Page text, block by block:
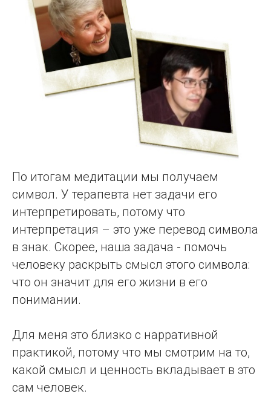
По итогам медитации мы получаем
символ. У терапевта нет задачи его
интерпретировать, потому что
интерпретация – это уже перевод символа
в знак. Скорее, наша задача - помочь
человеку раскрыть смысл этого символа:
что он значит для его жизни в его
понимании.
Для меня это близко с нарративной
практикой, потому что мы смотрим на то,
какой смысл и ценность вкладывает в это
сам человек.